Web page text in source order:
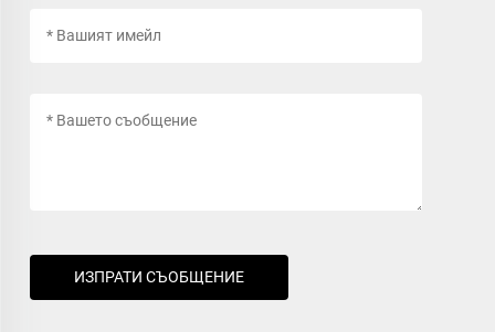
ИЗПРАТИ СЪОБЩЕНИЕ